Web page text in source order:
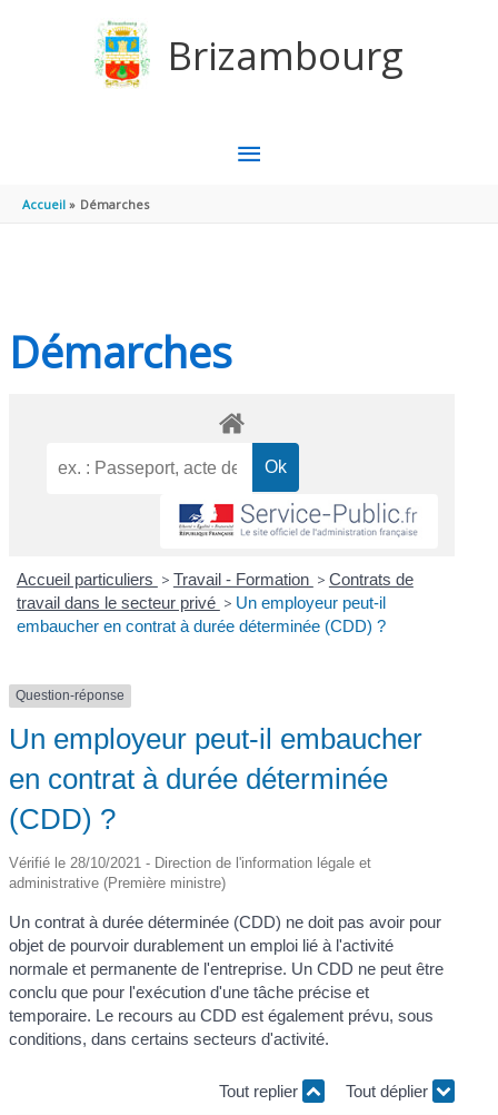
Brizambourg
MENU
Accueil Démarches
Démarches
Accueil particuliers > Travail - Formation > Contrats de
travail dans le secteur privé > Un employeur peut-il
embaucher en contrat à durée déterminée (CDD) ?
Question-réponse
Un employeur peut-il embaucher
en contrat à durée déterminée
(CDD) ?
Vérifié le 28/10/2021 - Direction de l'information légale et
administrative (Première ministre)
Un contrat à durée déterminée (CDD) ne doit pas avoir pour
objet de pourvoir durablement un emploi lié à l'activité
normale et permanente de l'entreprise. Un CDD ne peut être
conclu que pour l'exécution d'une tâche précise et
temporaire. Le recours au CDD est également prévu, sous
conditions, dans certains secteurs d'activité.
Tout replier Tout déplier